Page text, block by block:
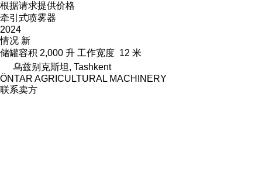
根据请求提供价格
牵引式喷雾器
2024
情况 新
储罐容积 2,000 升 工作宽度 12 米
乌兹别克斯坦, Tashkent
ÖNTAR AGRICULTURAL MACHINERY
联系卖方